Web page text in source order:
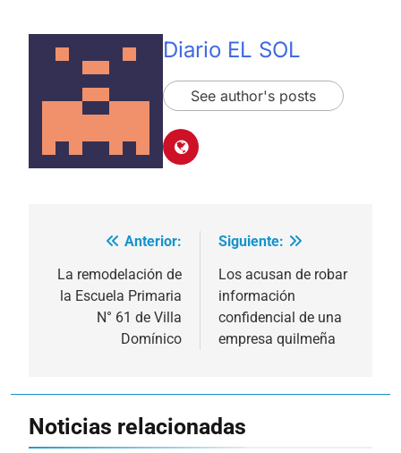
Diario EL SOL
See author's posts
Navegación
de
entradas
Anterior:
La remodelación de
la Escuela Primaria
N° 61 de Villa
Domínico
Siguiente:
Los acusan de robar
información
confidencial de una
empresa quilmeña
Noticias relacionadas